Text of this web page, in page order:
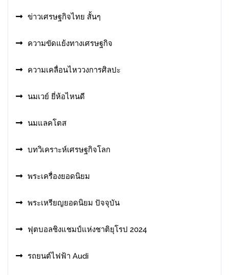
ข่าวเศรษฐกิจไทย สั้นๆ
ความขัดแย้งทางเศรษฐกิจ
ความเคลื่อนไหววงการศิลปะ
นมเวย์ ยี่ห้อไหนดี
นมแลคโตส
บทวิเคราะห์เศรษฐกิจโลก
พระเครื่องยอดนิยม
พระเหรียญยอดนิยม ปัจจุบัน
ฟุตบอลชิงแชมป์แห่งชาติยุโรป 2024
รถยนต์ไฟฟ้า Audi